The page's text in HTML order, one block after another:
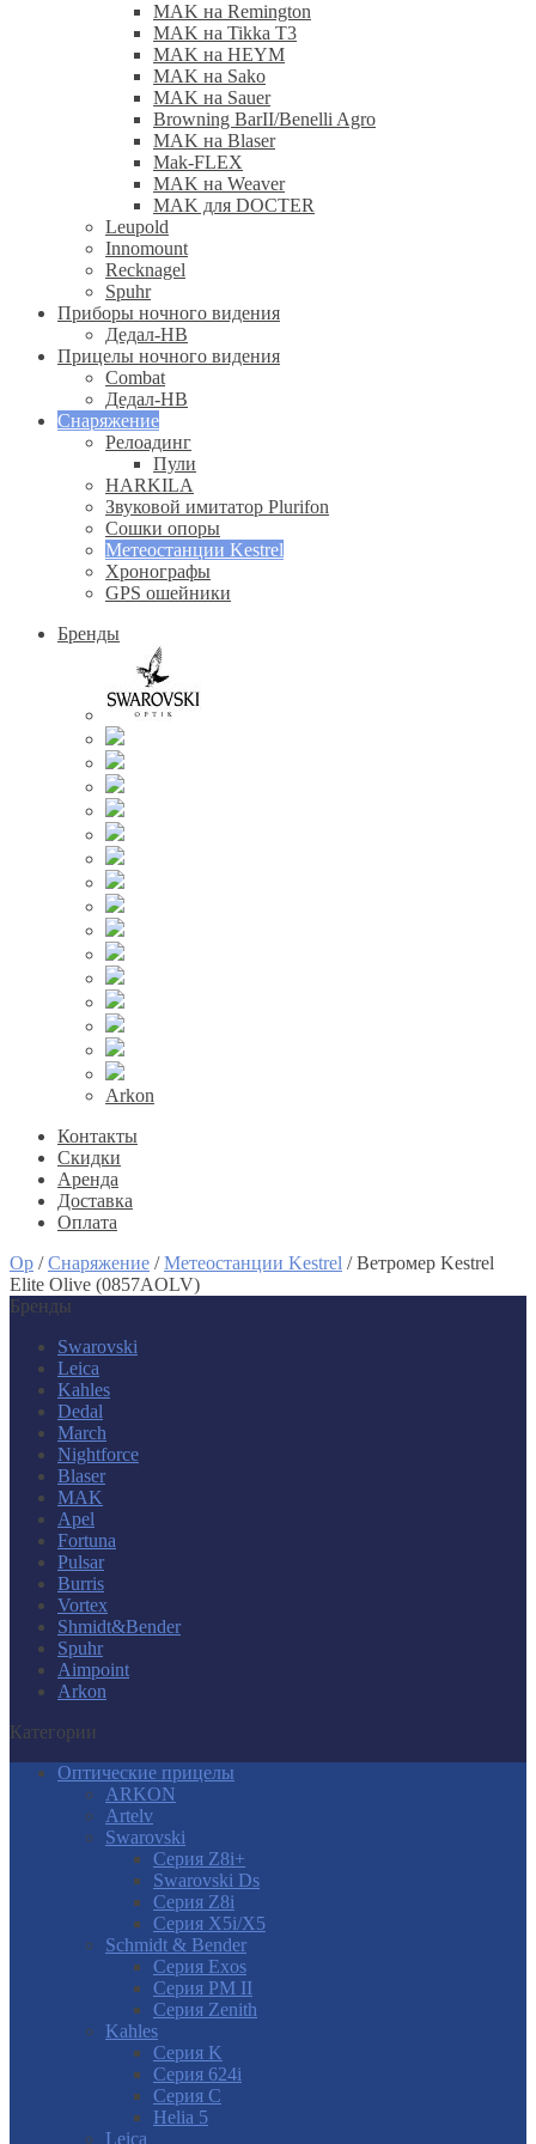
MAK на Remington
MAK на Tikka T3
MAK на HEYM
MAK на Sako
MAK на Sauer
Browning BarII/Benelli Agro
MAK на Blaser
Mak-FLEX
MAK на Weaver
MAK для DOCTER
Leupold
Innomount
Recknagel
Spuhr
Приборы ночного видения
Дедал-НВ
Прицелы ночного видения
Combat
Дедал-НВ
Снаряжение
Релоадинг
Пули
HARKILA
Звуковой имитатор Plurifon
Сошки опоры
Метеостанции Kestrel
Хронографы
GPS ошейники
Бренды
Arkon
Контакты
Скидки
Аренда
Доставка
Оплата
Op /Снаряжение /Метеостанции Kestrel /Ветромер Kestrel
Elite Olive (0857AOLV)
Бренды
Swarovski
Leica
Kahles
Dedal
March
Nightforce
Blaser
MAK
Apel
Fortuna
Pulsar
Burris
Vortex
Shmidt&Bender
Spuhr
Aimpoint
Arkon
Категории
Оптические прицелы
ARKON
Artelv
Swarovski
Серия Z8i+
Swarovski Ds
Серия Z8i
Серия X5i/X5
Schmidt & Bender
Серия Exos
Серия PM II
Cерия Zenith
Kahles
Серия K
Серия 624i
Серия С
Helia 5
Leica